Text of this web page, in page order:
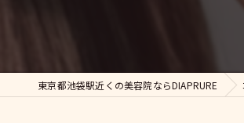
東京都池袋駅近くの美容院ならDIAPRURE